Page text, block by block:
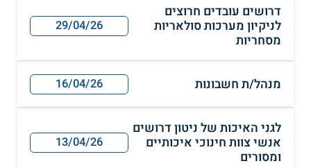
דרושים עובדים חרוצים
לניקיון מערכות סולאריות
מסחריות
29/04/26
מנהל/ת חשבונות 16/04/26
לגני האיכות של ניטון דרושים
אנשי צוות חינוכי איכותיים
ומסורים
13/04/26